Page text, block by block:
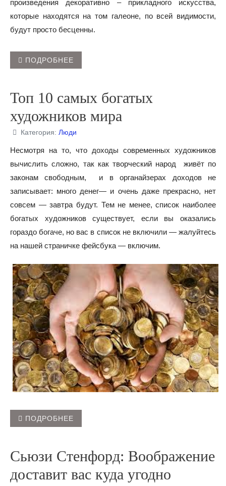
произведения декоративно – прикладного искусства,
которые находятся на том галеоне, по всей видимости,
будут просто бесценны.
ПОДРОБНЕЕ
Топ 10 самых богатых
художников мира
Категория: Люди
Несмотря на то, что доходы современных художников
вычислить сложно, так как творческий народ живёт по
законам свободным, и в органайзерах доходов не
записывает: много денег— и очень даже прекрасно, нет
совсем — завтра будут. Тем не менее, список наиболее
богатых художников существует, если вы оказались
гораздо богаче, но вас в список не включили — жалуйтесь
на нашей страничке фейсбука — включим.
ПОДРОБНЕЕ
Сьюзи Стенфорд: Воображение
доставит вас куда угодно